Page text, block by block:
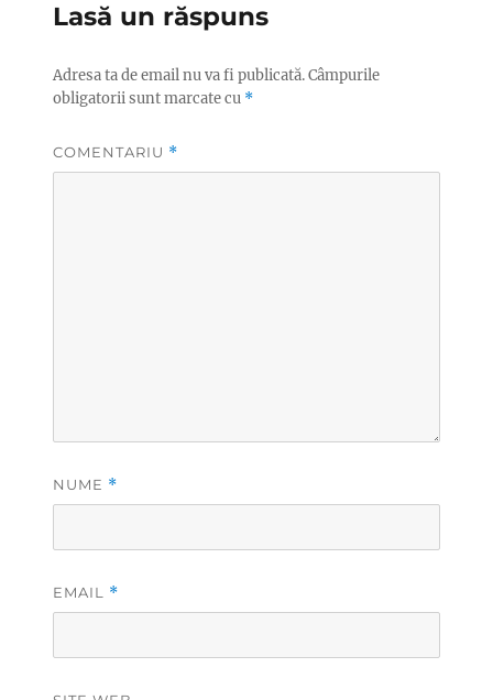
Lasă un răspuns
Adresa ta de email nu va fi publicată.Câmpurile
obligatorii sunt marcate cu *
COMENTARIU *
NUME *
EMAIL *